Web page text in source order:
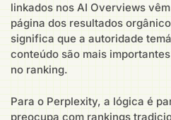
linkados nos AI Overviews
página dos resultados
significa que a autoridade
conteúdo são mais
no ranking.
Para o Perplexity, a lógica é
preocupa com rankings